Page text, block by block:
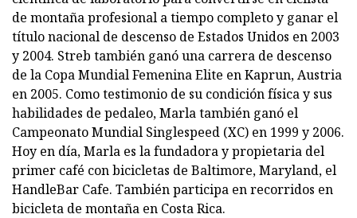
de montaña profesional a tiempo completo y ganar el
título nacional de descenso de Estados Unidos en 2003
y 2004. Streb también ganó una carrera de descenso
de la Copa Mundial Femenina Elite en Kaprun, Austria
en 2005. Como testimonio de su condición física y sus
habilidades de pedaleo, Marla también ganó el
Campeonato Mundial Singlespeed (XC) en 1999 y 2006.
Hoy en día, Marla es la fundadora y propietaria del
primer café con bicicletas de Baltimore, Maryland, el
HandleBar Cafe. También participa en recorridos en
bicicleta de montaña en Costa Rica.